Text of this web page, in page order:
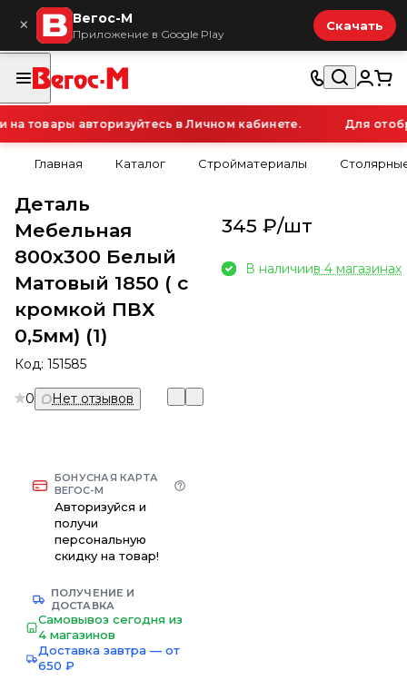
× Вегос-М
Приложение в Google Play
Скачать
товары авторизуйтесь в Личном кабинете. Для
Главная Каталог Стройматериалы
Деталь
Мебельная
800х300 Белый
Матовый 1850 ( с
кромкой ПВХ
0,5мм) (1)
Код: 151585
0 Нет отзывов
БОНУСНАЯ КАРТА
ВЕГОС-М
Авторизуйся и
получи
персональную
скидку на товар!
ПОЛУЧЕНИЕ И
ДОСТАВКА
Самовывоз сегодня из
4 магазинов
Доставка завтра — от
650 ₽
345 ₽/шт
В наличиив 4 магазинах